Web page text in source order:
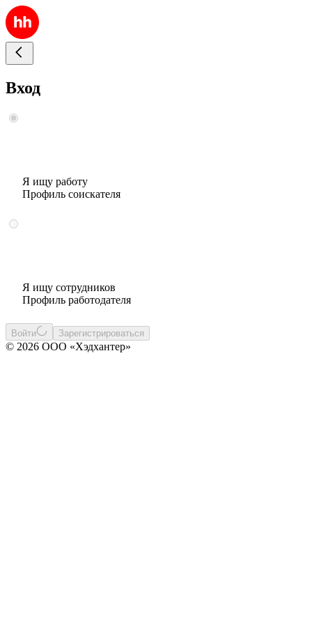
Вход
Я ищу работу
Профиль соискателя
Я ищу сотрудников
Профиль работодателя
Войти Зарегистрироваться
© 2026 ООО «Хэдхантер»